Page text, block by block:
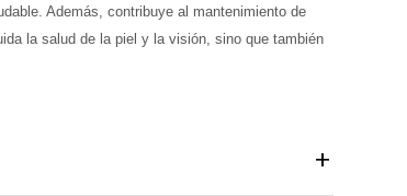
Además, contribuye al mantenimiento de
la salud de la piel y la visión, sino que también